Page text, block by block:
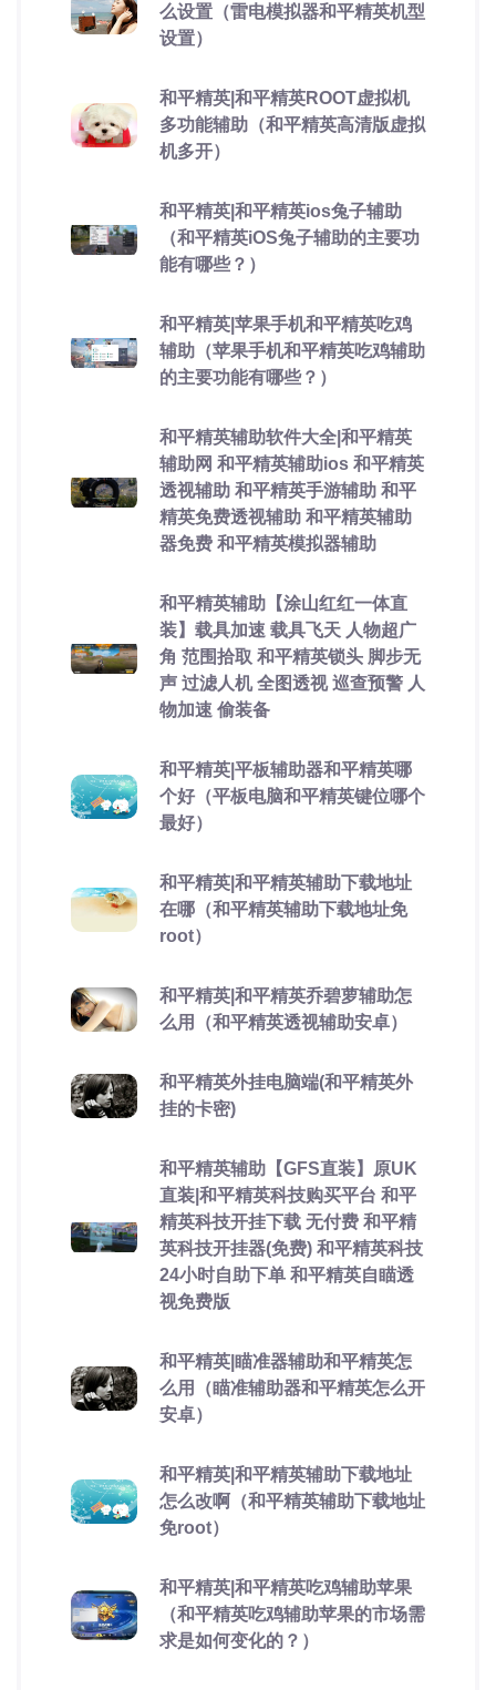
么设置（雷电模拟器和平精英机型
设置）
和平精英|和平精英ROOT虚拟机
多功能辅助（和平精英高清版虚拟
机多开）
和平精英|和平精英ios兔子辅助
（和平精英iOS兔子辅助的主要功
能有哪些？）
和平精英|苹果手机和平精英吃鸡
辅助（苹果手机和平精英吃鸡辅助
的主要功能有哪些？）
和平精英辅助软件大全|和平精英
辅助网 和平精英辅助ios 和平精英
透视辅助 和平精英手游辅助 和平
精英免费透视辅助 和平精英辅助
器免费 和平精英模拟器辅助
和平精英辅助【涂山红红一体直
装】载具加速 载具飞天 人物超广
角 范围拾取 和平精英锁头 脚步无
声 过滤人机 全图透视 巡查预警 人
物加速 偷装备
和平精英|平板辅助器和平精英哪
个好（平板电脑和平精英键位哪个
最好）
和平精英|和平精英辅助下载地址
在哪（和平精英辅助下载地址免
root）
和平精英|和平精英乔碧萝辅助怎
么用（和平精英透视辅助安卓）
和平精英外挂电脑端(和平精英外
挂的卡密)
和平精英辅助【GFS直装】原UK
直装|和平精英科技购买平台 和平
精英科技开挂下载 无付费 和平精
英科技开挂器(免费) 和平精英科技
24小时自助下单 和平精英自瞄透
视免费版
和平精英|瞄准器辅助和平精英怎
么用（瞄准辅助器和平精英怎么开
安卓）
和平精英|和平精英辅助下载地址
怎么改啊（和平精英辅助下载地址
免root）
和平精英|和平精英吃鸡辅助苹果
（和平精英吃鸡辅助苹果的市场需
求是如何变化的？）